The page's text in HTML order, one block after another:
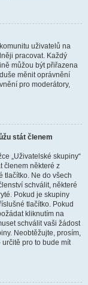
uživatelů na
pracovat. Každý
můžou být přiřazena
měnit oprávnění
pro moderátory,
stát členem
„Uživatelské skupiny“
členem některé z
tlačítko. Ne do všech
schválit, některé
Pokud je skupiny
tlačítko. Pokud
kliknutím na
schválit vaši žádost
Neobtěžujte, prosím,
pro to bude mít